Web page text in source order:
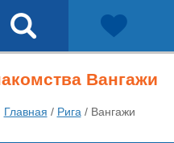
Вангажи
Главная / Рига / Вангажи